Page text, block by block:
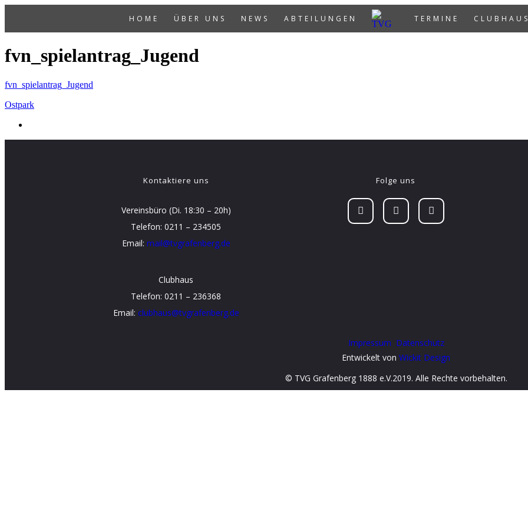
HOME ÜBER UNS NEWS ABTEILUNGEN TERMINE CLUBHAUS
fvn_spielantrag_Jugend
fvn_spielantrag_Jugend
Ostpark
Kontaktiere uns
Vereinsbüro (Di. 18:30 – 20h)
Telefon: 0211 – 234505
Email: mail@tvgrafenberg.de
Clubhaus
Telefon: 0211 – 236368
Email: clubhaus@tvgrafenberg.de
Folge uns
Impressum Datenschutz
Entwickelt von Wickit Design
© TVG Grafenberg 1888 e.V.2019. Alle Rechte vorbehalten.